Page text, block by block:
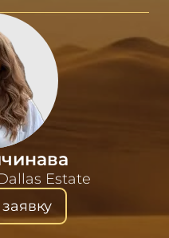
Estate